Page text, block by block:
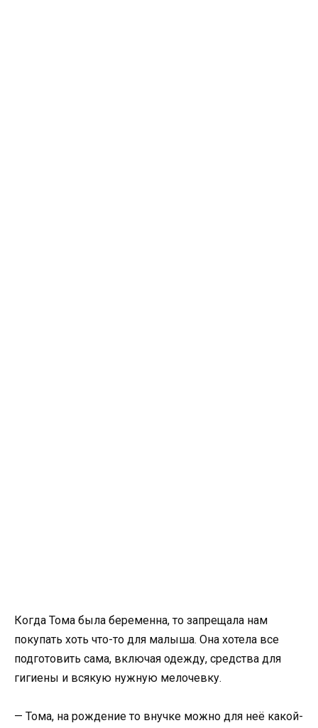
Когда Тома была беременна, то запрещала нам
покупать хоть что-то для малыша. Она хотела все
подготовить сама, включая одежду, средства для
гигиены и всякую нужную мелочевку.
— Тома, на рождение то внучке можно для неё какой-